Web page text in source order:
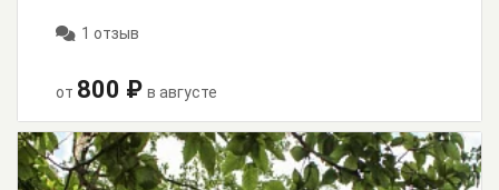
1 отзыв
от 800 ₽ в августе